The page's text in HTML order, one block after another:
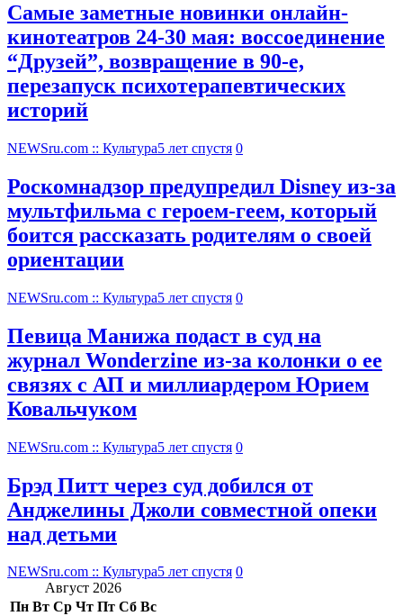
Самые заметные новинки онлайн-
кинотеатров 24-30 мая: воссоединение
“Друзей”, возвращение в 90-е,
перезапуск психотерапевтических
историй
NEWSru.com :: Культура5 лет спустя 0
Роскомнадзор предупредил Disney из-за
мультфильма c героем-геем, который
боится рассказать родителям о своей
ориентации
NEWSru.com :: Культура5 лет спустя 0
Певица Манижа подаст в суд на
журнал Wonderzine из-за колонки о ее
связях с АП и миллиардером Юрием
Ковальчуком
NEWSru.com :: Культура5 лет спустя 0
Брэд Питт через суд добился от
Анджелины Джоли совместной опеки
над детьми
NEWSru.com :: Культура5 лет спустя 0
Август 2026
Пн Вт Ср Чт Пт Сб Вс